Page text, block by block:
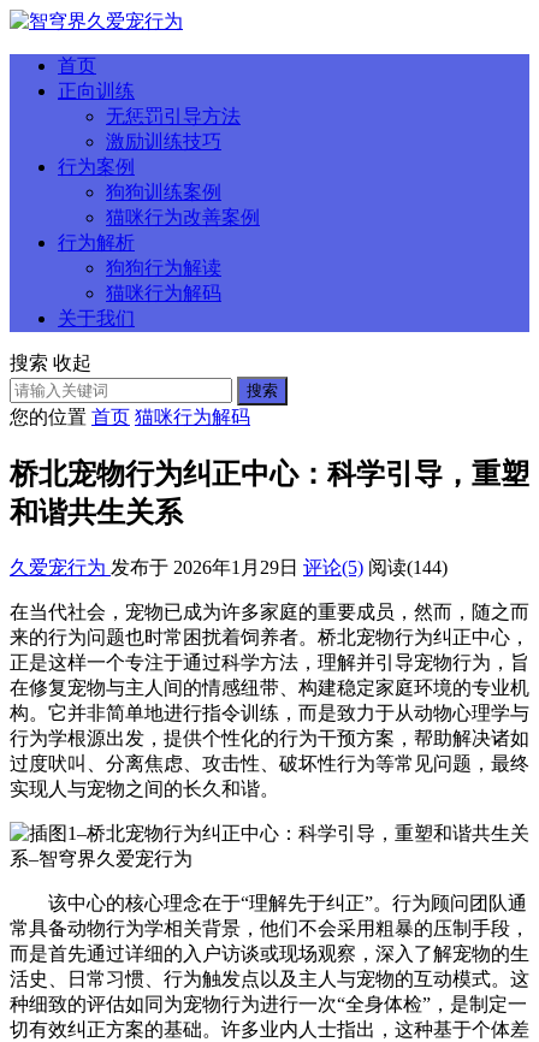
首页
正向训练
无惩罚引导方法
激励训练技巧
行为案例
狗狗训练案例
猫咪行为改善案例
行为解析
狗狗行为解读
猫咪行为解码
关于我们
搜索 收起
搜索
您的位置 首页 猫咪行为解码
桥北宠物行为纠正中心：科学引导，重塑
和谐共生关系
久爱宠行为 发布于 2026年1月29日 评论(5) 阅读(144)
在当代社会，宠物已成为许多家庭的重要成员，然而，随之而
来的行为问题也时常困扰着饲养者。桥北宠物行为纠正中心，
正是这样一个专注于通过科学方法，理解并引导宠物行为，旨
在修复宠物与主人间的情感纽带、构建稳定家庭环境的专业机
构。它并非简单地进行指令训练，而是致力于从动物心理学与
行为学根源出发，提供个性化的行为干预方案，帮助解决诸如
过度吠叫、分离焦虑、攻击性、破坏性行为等常见问题，最终
实现人与宠物之间的长久和谐。
该中心的核心理念在于“理解先于纠正”。行为顾问团队通
常具备动物行为学相关背景，他们不会采用粗暴的压制手段，
而是首先通过详细的入户访谈或现场观察，深入了解宠物的生
活史、日常习惯、行为触发点以及主人与宠物的互动模式。这
种细致的评估如同为宠物行为进行一次“全身体检”，是制定一
切有效纠正方案的基础。许多业内人士指出，这种基于个体差